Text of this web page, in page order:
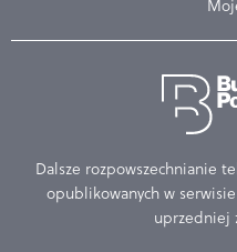
Dalsze rozpowszechnianie
opublikowanych w
uprzedniej